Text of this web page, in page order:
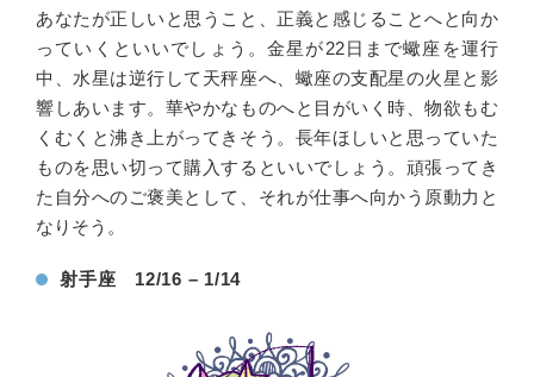
あなたが正しいと思うこと、正義と感じることへと向か
っていくといいでしょう。金星が22日まで蠍座を運行
中、水星は逆行して天秤座へ、蠍座の支配星の火星と影
響しあいます。華やかなものへと目がいく時、物欲もむ
くむくと沸き上がってきそう。長年ほしいと思っていた
ものを思い切って購入するといいでしょう。頑張ってき
た自分へのご褒美として、それが仕事へ向かう原動力と
なりそう。
射手座 12/16 – 1/14